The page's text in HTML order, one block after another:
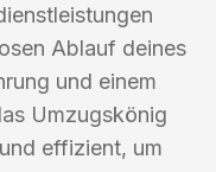
Ablauf deines
und einem
Umzugskönig
effizient, um